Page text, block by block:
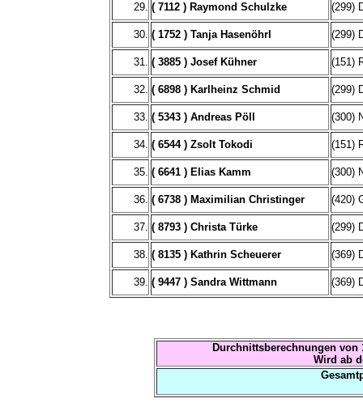
29. ( 7112 ) Raymond Schulzke (299)
30. ( 1752 ) Tanja Hasenöhrl (299)
31. ( 3885 ) Josef Kühner (151)
32. ( 6898 ) Karlheinz Schmid (299)
33. ( 5343 ) Andreas Pöll (300)
34. ( 6544 ) Zsolt Tokodi (151)
35. ( 6641 ) Elias Kamm (300)
36. ( 6738 ) Maximilian Christinger (420)
37. ( 8793 ) Christa Türke (299)
38. ( 8135 ) Kathrin Scheuerer (369)
39. ( 9447 ) Sandra Wittmann (369)
Durchnittsberechnungen von
Wird ab